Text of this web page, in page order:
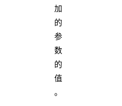
加
的
参
数
的
值
。